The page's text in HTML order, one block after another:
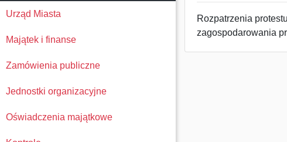
Urząd Miasta
Majątek i finanse
Zamówienia publiczne
Jednostki organizacyjne
Oświadczenia majątkowe
Rozpatrzenia
zagospodarowania